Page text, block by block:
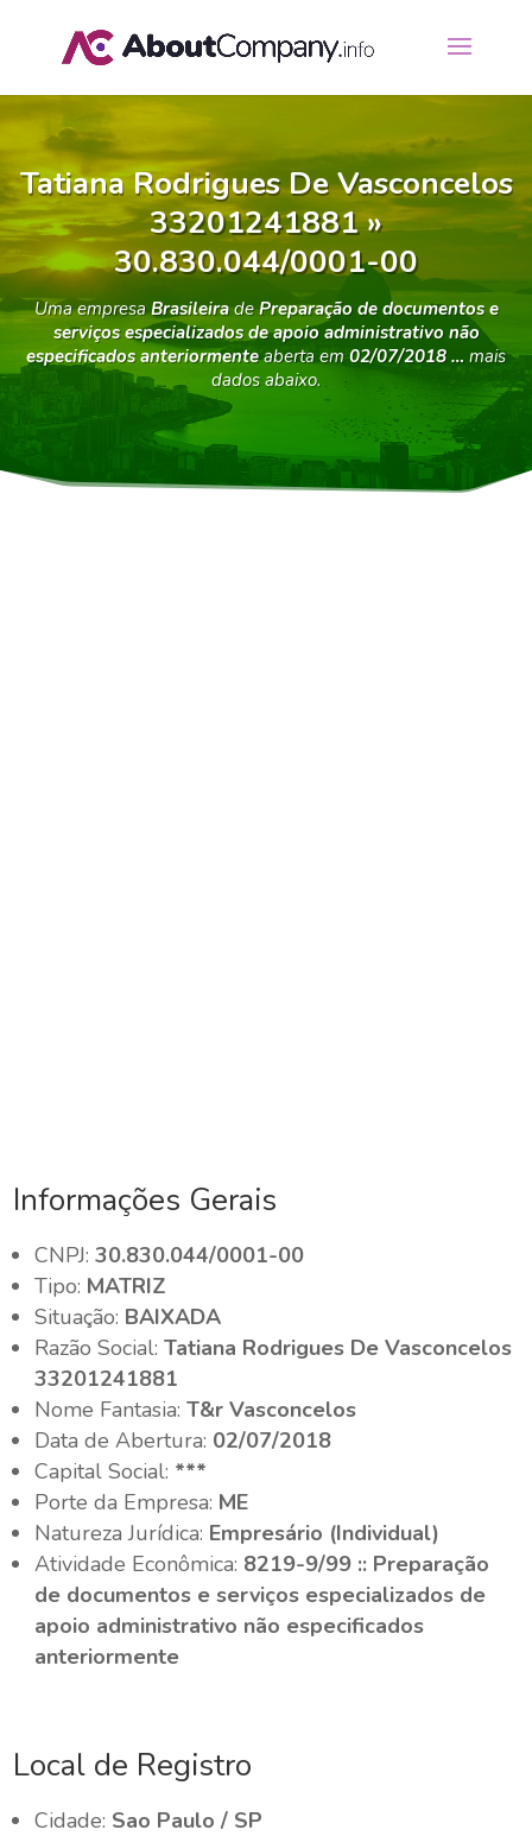
Tatiana Rodrigues De Vasconcelos
33201241881 »
30.830.044/0001-00
Uma empresaBrasileiradePreparação de documentos e
serviços especializados de apoio administrativo não
especificados anteriormenteaberta em 02/07/2018 … mais
dados abaixo.
Informações Gerais
CNPJ:30.830.044/0001-00
Tipo: MATRIZ
Situação: BAIXADA
Razão Social:Tatiana Rodrigues De Vasconcelos
33201241881
Nome Fantasia:T&r Vasconcelos
Data de Abertura: 02/07/2018
Capital Social: ***
Porte da Empresa: ME
Natureza Jurídica: Empresário (Individual)
Atividade Econômica: 8219-9/99 :: Preparação
de documentos e serviços especializados de
apoio administrativo não especificados
anteriormente
Local de Registro
Cidade: Sao Paulo / SP